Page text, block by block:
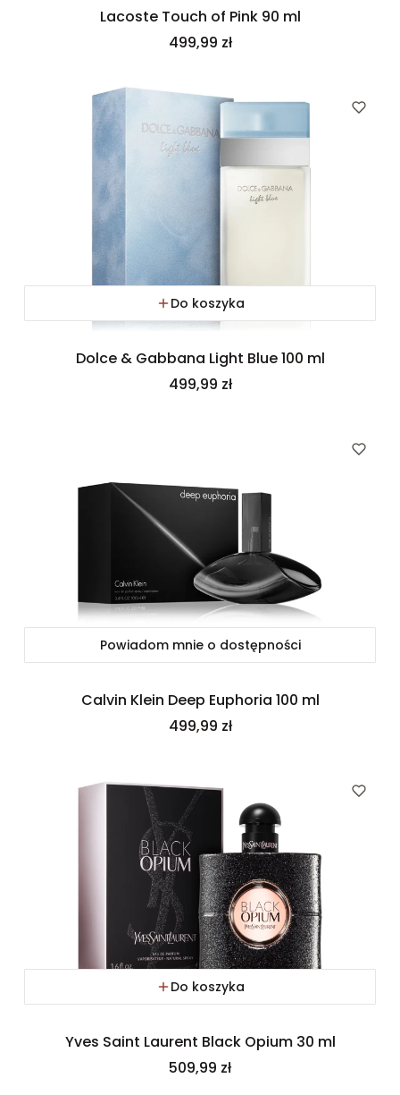
Lacoste Touch of Pink 90 ml
Cena
499,99 zł
Do koszyka
Dolce & Gabbana Light Blue 100 ml
Cena
499,99 zł
Powiadom mnie o dostępności
Calvin Klein Deep Euphoria 100 ml
Cena
499,99 zł
Do koszyka
Yves Saint Laurent Black Opium 30 ml
Cena
509,99 zł